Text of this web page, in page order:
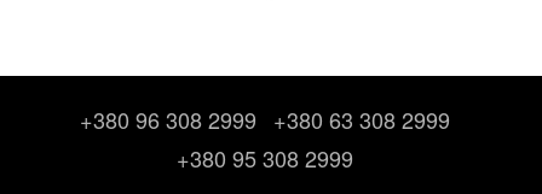
+380 96 308 2999
+380 63 308 2999
+380 95 308 2999